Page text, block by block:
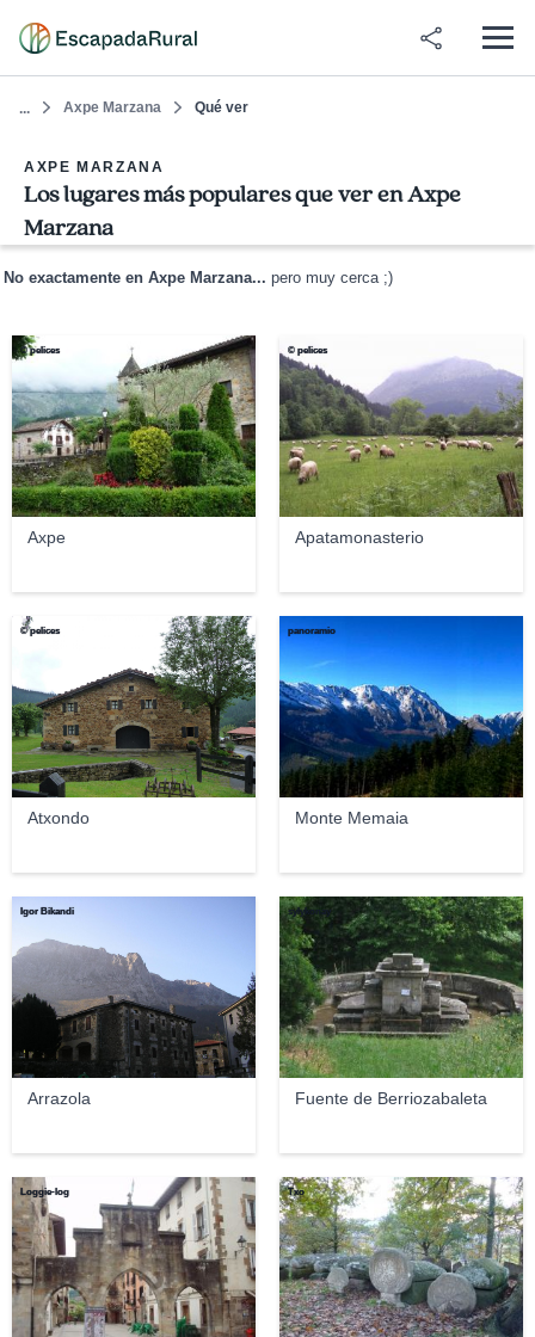
... Axpe Marzana Qué ver
AXPE MARZANA
Los lugares más populares que ver en Axpe
Marzana
No exactamente en Axpe Marzana... pero muy cerca ;)
Axpe
© pelices
Apatamonasterio
© pelices
Atxondo
© pelices
Monte Memaia
panoramio
Arrazola
Igor Bikandi
Fuente de Berriozabaleta
sylykonay
Loggie-log Txo